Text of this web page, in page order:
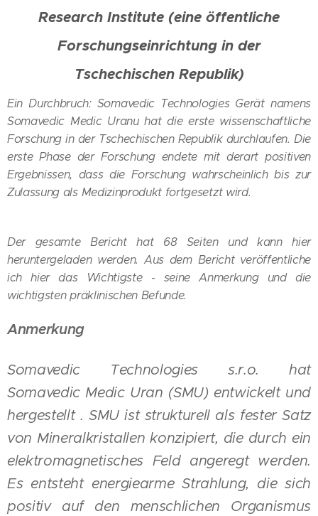
Research Institute (eine öffentliche
Forschungseinrichtung in der
Tschechischen Republik)
Ein Durchbruch: Somavedic Technologies Gerät namens
Somavedic Medic Uranu hat die erste wissenschaftliche
Forschung in der Tschechischen Republik durchlaufen. Die
erste Phase der Forschung endete mit derart positiven
Ergebnissen, dass die Forschung wahrscheinlich bis zur
Zulassung als Medizinprodukt fortgesetzt wird.
Der gesamte Bericht hat 68 Seiten und kann hier
heruntergeladen werden. Aus dem Bericht veröffentliche
ich hier das Wichtigste - seine Anmerkung und die
wichtigsten präklinischen Befunde.
Anmerkung
Somavedic Technologies s.r.o. hat
Somavedic Medic Uran (SMU) entwickelt und
hergestellt . SMU ist strukturell als fester Satz
von Mineralkristallen konzipiert, die durch ein
elektromagnetisches Feld angeregt werden.
Es entsteht energiearme Strahlung, die sich
positiv auf den menschlichen Organismus